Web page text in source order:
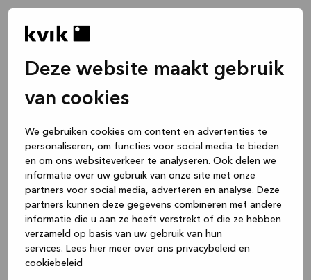
Deze website maakt gebruik
van cookies
We gebruiken cookies om content en advertenties te
personaliseren, om functies voor social media te bieden
en om ons websiteverkeer te analyseren. Ook delen we
informatie over uw gebruik van onze site met onze
partners voor social media, adverteren en analyse. Deze
partners kunnen deze gegevens combineren met andere
informatie die u aan ze heeft verstrekt of die ze hebben
verzameld op basis van uw gebruik van hun
services. Lees hier meer over ons privacybeleid en
cookiebeleid